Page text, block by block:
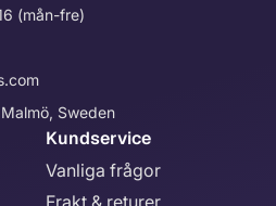
(mån-fre)
Sweden
Kundservice
Vanliga frågor